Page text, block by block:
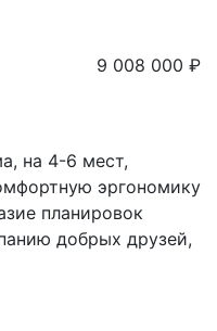
9 008 000 ₽
на 4-6 мест,
эргономику
планировок
добрых друзей,